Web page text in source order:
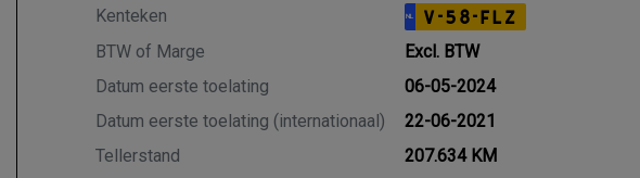
Kenteken NL V-58-FLZ
BTW of Marge
Excl. BTW
Datum eerste toelating
06-05-2024
Datum eerste toelating (internationaal)
22-06-2021
Tellerstand
207.634 KM